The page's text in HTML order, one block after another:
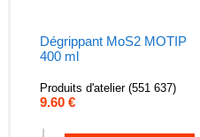
Dégrippant MoS2 MOTIP
400 ml
Produits d'atelier (551 637)
9.60 €